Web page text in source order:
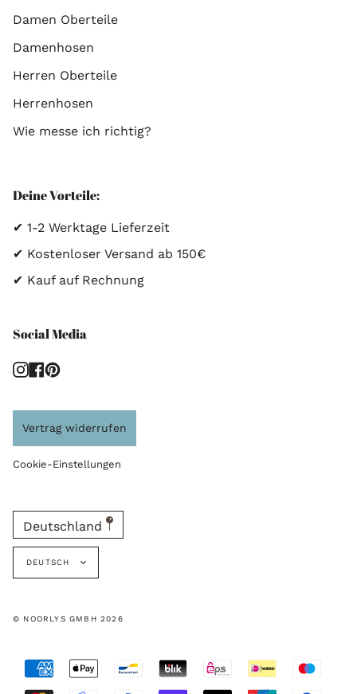
Damen Oberteile
Damenhosen
Herren Oberteile
Herrenhosen
Wie messe ich richtig?
Deine Vorteile:
✔ 1-2 Werktage Lieferzeit
✔ Kostenloser Versand ab 150€
✔ Kauf auf Rechnung
Social Media
Instagram
Facebook
Pinterest
Vertrag widerrufen
Cookie-Einstellungen
Deutschland
Sprache
DEUTSCH
© NOORLYS GMBH 2026